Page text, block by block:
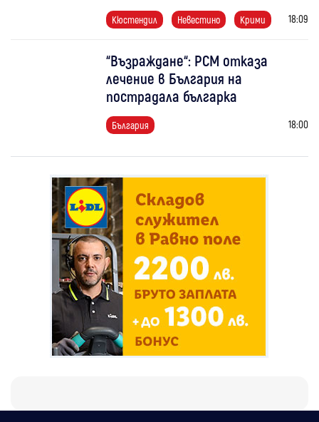
Кюстендил Невестино Крими 18:09
“Възраждане“: РСМ отказа
лечение в България на
пострадала българка
България 18:00